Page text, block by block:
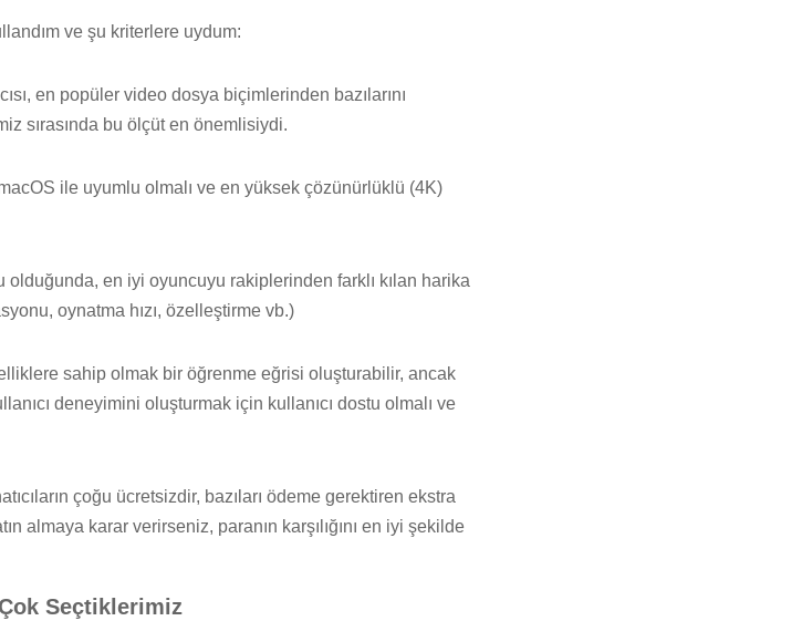
ve şu kriterlere uydum:
en popüler video dosya biçimlerinden bazılarını
sırasında bu ölçüt en önemlisiydi.
ile uyumlu olmalı ve en yüksek çözünürlüklü (4K)
en iyi oyuncuyu rakiplerinden farklı kılan harika
oynatma hızı, özelleştirme vb.)
sahip olmak bir öğrenme eğrisi oluşturabilir, ancak
deneyimini oluşturmak için kullanıcı dostu olmalı ve
çoğu ücretsizdir, bazıları ödeme gerektiren ekstra
almaya karar verirseniz, paranın karşılığını en iyi şekilde
Seçtiklerimiz